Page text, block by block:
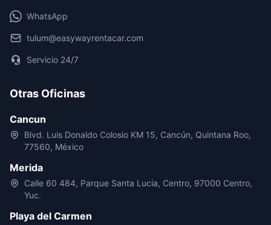
WhatsApp
tulum@easywayrentacar.com
Servicio 24/7
Otras Oficinas
Cancun
Blvd. Luis Donaldo Colosio KM 15, Cancún, Quintana Roo,
77560, México
Merida
Calle 60 484, Parque Santa Lucia, Centro, 97000 Centro,
Yuc.
Playa del Carmen